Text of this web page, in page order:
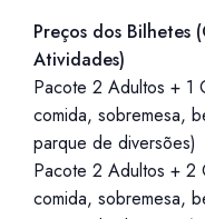
Preços dos Bilhetes
Atividades)
Pacote 2 Adultos + 1
comida, sobremesa,
parque de diversões)
Pacote 2 Adultos + 2
comida, sobremesa,